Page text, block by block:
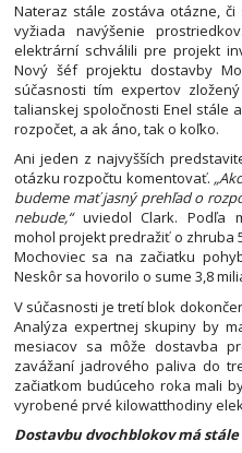
Nateraz stále zostáva otázne,
vyžiada navýšenie
elektrární schválili pre projekt
Nový šéf projektu dostavby
súčasnosti tím expertov
talianskej spoločnosti Enel stále
rozpočet, a ak áno, tak o koľko.
Ani jeden z najvyšších
otázku rozpočtu komentovať.
budeme mať jasný prehľad o
nebude,“uviedol Clark. Podľa
mohol projekt predražiť o zhruba
Mochoviec sa na začiatku
Neskôr sa hovorilo o sume 3,8
V súčasnosti je tretí blok
Analýza expertnej skupiny by
mesiacov sa môže dostavba
zavážaní jadrového paliva do
začiatkom budúceho roka mali
vyrobené prvé kilowatthodiny
Dostavbu dvochblokov má